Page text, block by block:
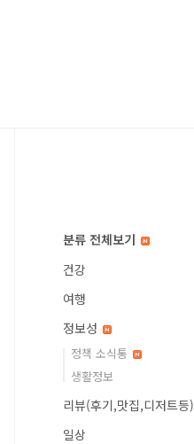
분류 전체보기
건강
여행
정보성
정책 소식통
생활정보
리뷰(후기,맛집,디저트등)
일상